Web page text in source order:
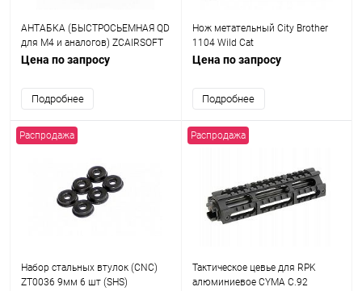
АНТАБКА (БЫСТРОСЬЕМНАЯ QD
для M4 и аналогов) ZCAIRSOFT
M-123
Цена по запросу
Подробнее
Нож метательный City Brother
1104 Wild Cat
Цена по запросу
Подробнее
Распродажа
Набор стальных втулок (CNC)
ZT0036 9мм 6 шт (SHS)
Распродажа
Тактическое цевье для RPK
алюминиевое CYMA C.92